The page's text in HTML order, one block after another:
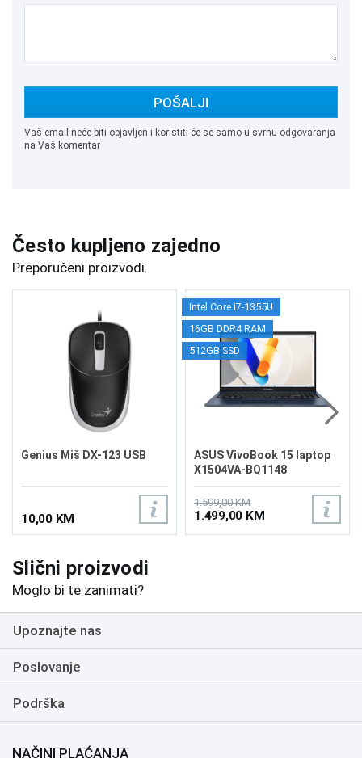
POŠALJI
Vaš email neće biti objavljen i koristiti će se samo u svrhu odgovaranja
na Vaš komentar
Često kupljeno zajedno
Preporučeni proizvodi.
Genius Miš DX-123 USB
10,00 KM
Intel Core i7-1355U
16GB DDR4 RAM
512GB SSD
ASUS VivoBook 15 laptop
X1504VA-BQ1148
1.599,00 KM
1.499,00 KM
Slični proizvodi
Moglo bi te zanimati?
Upoznajte nas
Poslovanje
Podrška
NAČINI PLAĆANJA